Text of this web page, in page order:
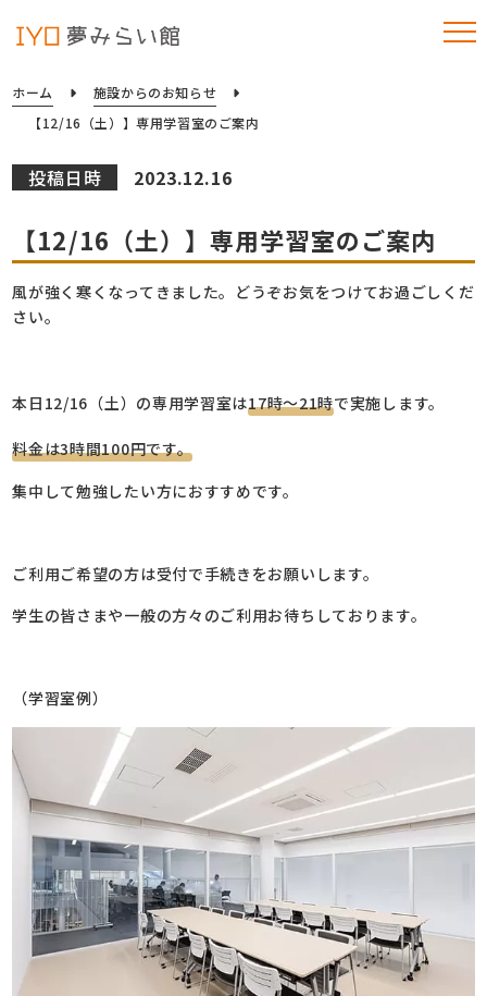
ホーム
施設からのお知らせ
【12/16（土）】専用学習室のご案内
投稿日時 2023.12.16
【12/16（土）】専用学習室のご案内
風が強く寒くなってきました。どうぞお気をつけてお過ごしくだ
さい。
本日12/16（土）の専用学習室は17時～21時で実施します。
料金は3時間100円です。
集中して勉強したい方におすすめです。
ご利用ご希望の方は受付で手続きをお願いします。
学生の皆さまや一般の方々のご利用お待ちしております。
（学習室例）